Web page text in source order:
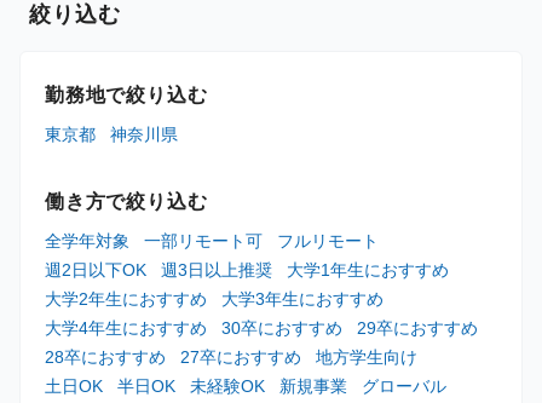
絞り込む
勤務地で絞り込む
東京都 神奈川県
働き方で絞り込む
全学年対象 一部リモート可
フルリモート
週2日以下OK
週3日以上推奨
大学1年生におすすめ
大学2年生におすすめ
大学3年生におすすめ
大学4年生におすすめ
30卒におすすめ
29卒におすすめ
28卒におすすめ
27卒におすすめ
地方学生向け
土日OK
半日OK 未経験OK 新規事業
グローバル